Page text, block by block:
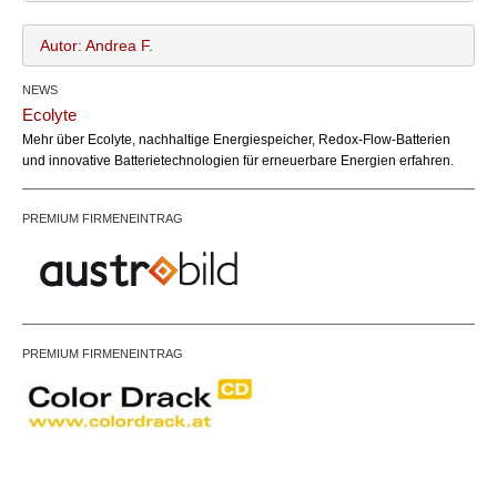
Autor: Andrea F.
Email:
NEWS
Ecolyte
Mehr über Ecolyte, nachhaltige Energiespeicher, Redox-Flow-Batterien
und innovative Batterietechnologien für erneuerbare Energien erfahren.
PREMIUM FIRMENEINTRAG
PREMIUM FIRMENEINTRAG